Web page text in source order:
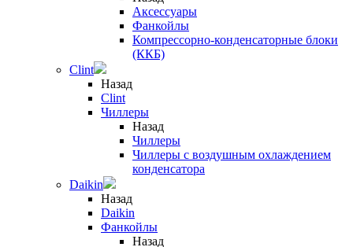
Аксессуары
Фанкойлы
Компрессорно-конденсаторные блоки
(ККБ)
Clint
Назад
Clint
Чиллеры
Назад
Чиллеры
Чиллеры с воздушным охлаждением
конденсатора
Daikin
Назад
Daikin
Фанкойлы
Назад